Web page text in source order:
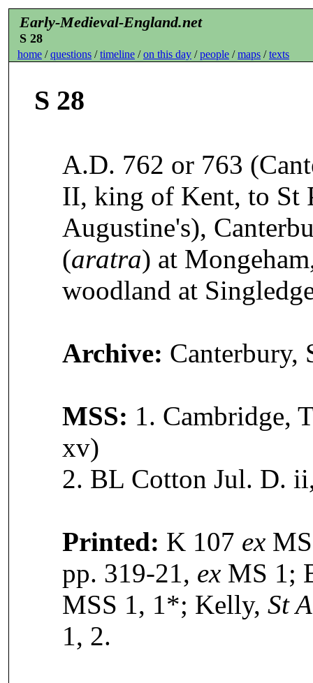
Early-Medieval-England.net
S 28
home /questions /timeline /on this day /people /maps /texts
S 28
A.D. 762 or 763
II, king of Kent, to St
Augustine's),
(aratra) at
woodland at
Archive: Canterbury,
MSS: 1. Cambridge,
xv)
2. BL Cotton Jul. D.
Printed: K 107 ex
pp. 319-21, ex MS 1;
MSS 1, 1*; Kelly, St
1, 2.